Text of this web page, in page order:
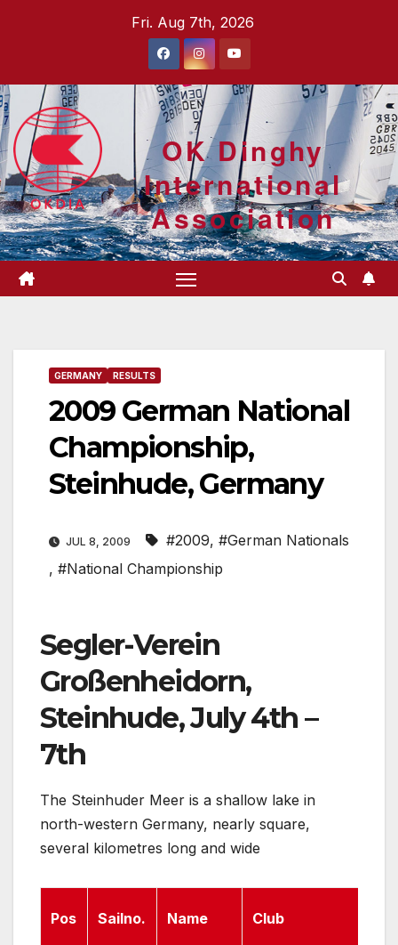
Fri. Aug 7th, 2026
OK Dinghy
International
Association
GERMANY RESULTS
2009 German National
Championship,
Steinhude, Germany
JUL 8, 2009 #2009, #German Nationals
, #National Championship
Segler-Verein
Großenheidorn,
Steinhude, July 4th –
7th
The Steinhuder Meer is a shallow lake in
north-western Germany, nearly square,
several kilometres long and wide
Pos Sailno. Name Club